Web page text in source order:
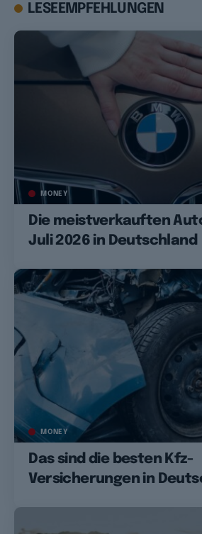
LESEEMPFEHLUNGEN
MONEY
Die meistverkauften
Juli 2026 in Deutschland
MONEY
Das sind die besten Kfz-
Versicherungen in